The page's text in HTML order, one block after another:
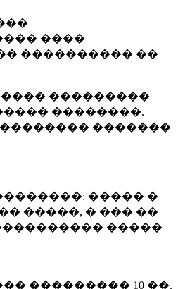
����
���������� ��
���������
��������.
�������
����� �
�����, � ��� ��
�����
��������� 10 ��.